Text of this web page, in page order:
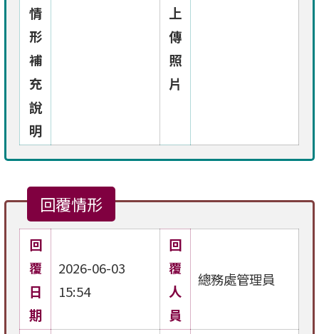
情
形
補
充
說
明
上
傳
照
片
回覆情形
回
覆
日
期
2026-06-03
15:54
回
覆
人
員
總務處管理員